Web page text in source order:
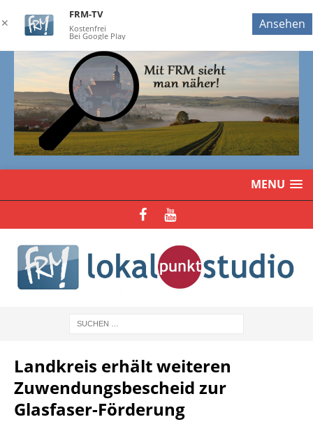
MENU
Landkreis erhält weiteren
Zuwendungsbescheid zur
Glasfaser-Förderung
✕
FRM-TV
Kostenfrei
Bei Google Play
Ansehen